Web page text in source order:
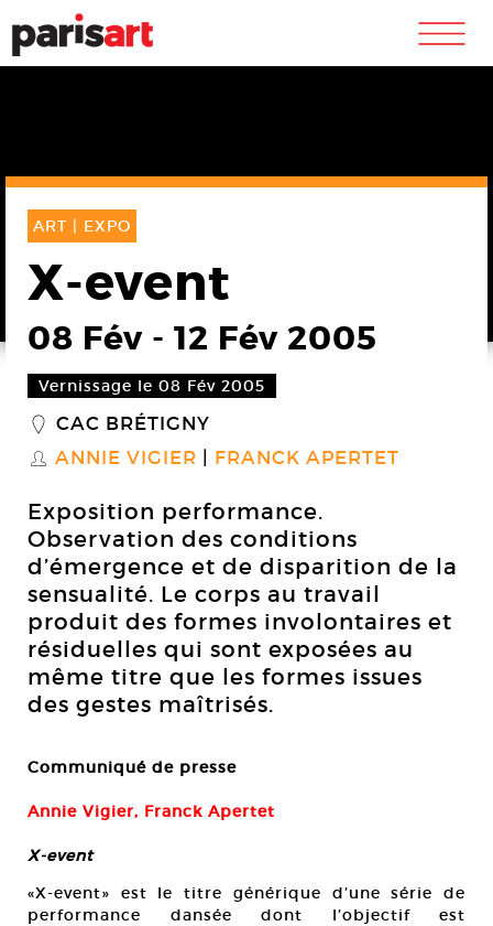
m
ART | EXPO
X-event
08 Fév - 12 Fév 2005
Vernissage le 08 Fév 2005
_ CAC BRÉTIGNY
S ANNIE VIGIER FRANCK APERTET
Exposition performance.
Observation des conditions
d’émergence et de disparition de la
sensualité. Le corps au travail
produit des formes involontaires et
résiduelles qui sont exposées au
même titre que les formes issues
des gestes maîtrisés.
Communiqué de presse
Annie Vigier, Franck Apertet
X-event
«X-event» est le titre générique d’une série de
performance dansée dont l’objectif est